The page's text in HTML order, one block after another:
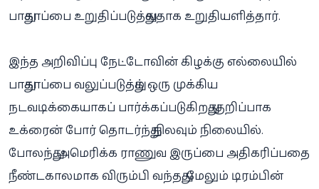
பாதுகாப்பை உறுதிப்படுத்துவதாக உறுதியளித்தார்.
இந்த அறிவிப்பு நேட்டோவின் கிழக்கு எல்லையில்
பாதுகாப்பை வலுப்படுத்தும் ஒரு முக்கிய
நடவடிக்கையாகப் பார்க்கப்படுகிறது, குறிப்பாக
உக்ரைன் போர் தொடர்ந்து நிலவும் நிலையில்.
போலந்து, அமெரிக்க ராணுவ இருப்பை அதிகரிப்பதை
நீண்டகாலமாக விரும்பி வந்தது, மேலும் டிரம்பின்